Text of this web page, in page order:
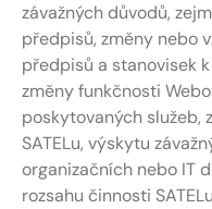
závažných důvodů,
předpisů, změny nebo
předpisů a stanovisek
změny funkčnosti
poskytovaných služeb,
SATELu, výskytu
organizačních nebo IT
rozsahu činnosti